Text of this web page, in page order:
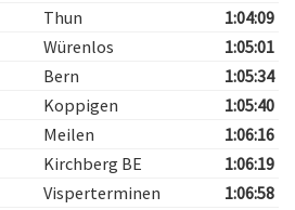
Thun
1:04:09
Würenlos
1:05:01
Bern
1:05:34
Koppigen
1:05:40
Meilen
1:06:16
Kirchberg BE
1:06:19
Visperterminen
1:06:58